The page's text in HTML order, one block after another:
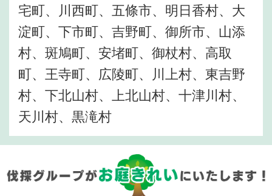
宅町、川西町、五條市、明日香村、大
淀町、下市町、吉野町、御所市、山添
村、斑鳩町、安堵町、御杖村、高取
町、王寺町、広陵町、川上村、東吉野
村、下北山村、上北山村、十津川村、
天川村、黒滝村